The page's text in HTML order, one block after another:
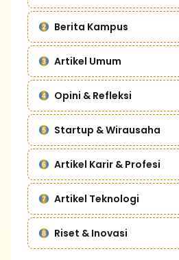
Berita Kampus
Artikel Umum
Opini & Refleksi
Startup & Wirausaha
Artikel Karir & Profesi
Artikel Teknologi
Riset & Inovasi